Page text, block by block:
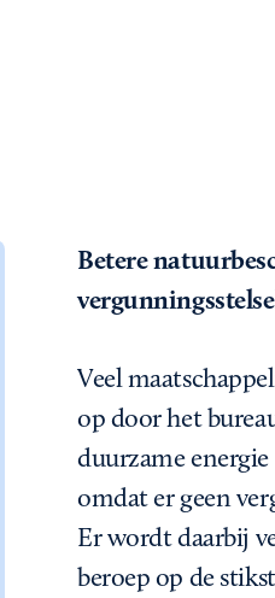
Betere
Veel
op door het
duurzame
omdat er geen
Er wordt daarbij
beroep op de